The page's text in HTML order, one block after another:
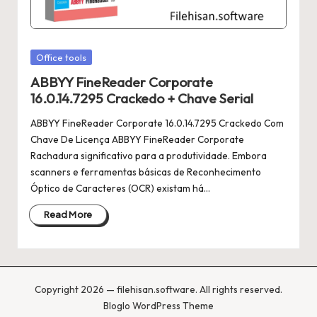
Posted
Office tools
ABBYY FineReader Corporate
16.0.14.7295 Crackedo + Chave Serial
ABBYY FineReader Corporate 16.0.14.7295 Crackedo Com
Chave De Licença ABBYY FineReader Corporate
Rachadura significativo para a produtividade. Embora
scanners e ferramentas básicas de Reconhecimento
Óptico de Caracteres (OCR) existam há…
Read More
Copyright 2026 — filehisan.software. All rights reserved.
Bloglo WordPress Theme